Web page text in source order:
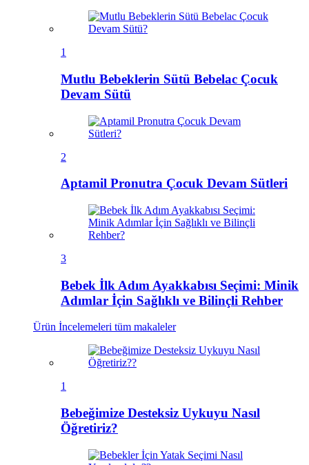
1
Mutlu Bebeklerin Sütü Bebelac Çocuk
Devam Sütü
2
Aptamil Pronutra Çocuk Devam Sütleri
3
Bebek İlk Adım Ayakkabısı Seçimi: Minik
Adımlar İçin Sağlıklı ve Bilinçli Rehber
Ürün İncelemeleri tüm makaleler
1
Bebeğimize Desteksiz Uykuyu Nasıl
Öğretiriz?